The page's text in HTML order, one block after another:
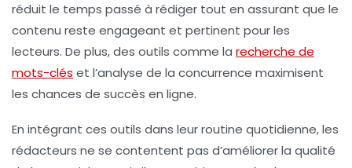
réduit le temps passé à rédiger tout en assurant que le
contenu reste engageant et pertinent pour les
lecteurs. De plus, des outils comme la recherche de
mots-clés et l’analyse de la concurrence maximisent
les chances de succès en ligne.
En intégrant ces outils dans leurroutine quotidienne, les
rédacteurs ne se contentent pas d’améliorer la qualité